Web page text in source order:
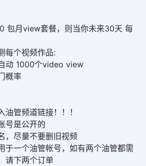
包月view套餐，则当你未来30天 每
每个视频作品:
动 1000个video view
概率
油管频道链接！！！
号是公开的
，尽量不要删旧视频
于一个油管帐号，如有两个油管都需
请下两个订单